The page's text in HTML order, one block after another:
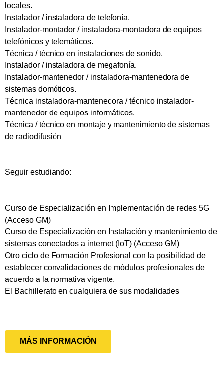
locales.
Instalador / instaladora de telefonía.
Instalador-montador / instaladora-montadora de equipos
telefónicos y telemáticos.
Técnica / técnico en instalaciones de sonido.
Instalador / instaladora de megafonía.
Instalador-mantenedor / instaladora-mantenedora de
sistemas domóticos.
Técnica instaladora-mantenedora / técnico instalador-
mantenedor de equipos informáticos.
Técnica / técnico en montaje y mantenimiento de sistemas
de radiodifusión
Seguir estudiando:
Curso de Especialización en Implementación de redes 5G
(Acceso GM)
Curso de Especialización en Instalación y mantenimiento de
sistemas conectados a internet (IoT) (Acceso GM)
Otro ciclo de Formación Profesional con la posibilidad de
establecer convalidaciones de módulos profesionales de
acuerdo a la normativa vigente.
El Bachillerato en cualquiera de sus modalidades
MÁS INFORMACIÓN